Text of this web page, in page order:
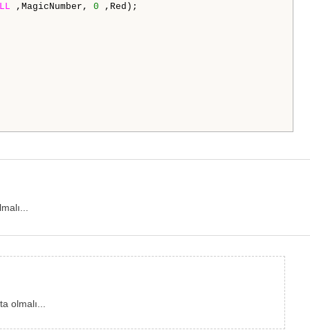
,MagicNumber, 0 ,Red);
olmalı...